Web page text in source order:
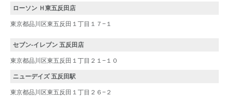
ローソン Ｈ東五反田店
東京都品川区東五反田１丁目１７−１
セブン-イレブン 五反田店
東京都品川区東五反田１丁目２１−１０
ニューデイズ 五反田駅
東京都品川区東五反田１丁目２６−２